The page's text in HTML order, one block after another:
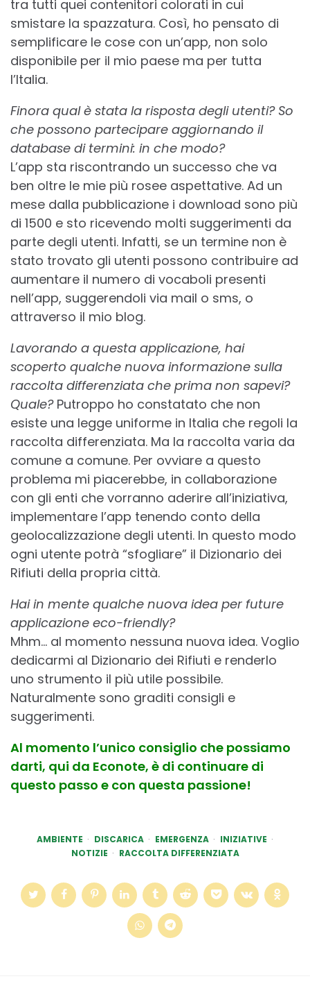
tra tutti quei contenitori colorati in cui
smistare la spazzatura. Così, ho pensato di
semplificare le cose con un’app, non solo
disponibile per il mio paese ma per tutta
l’Italia.
Finora qual è stata la risposta degli utenti? So
che possono partecipare aggiornando il
database di termini: in che modo?
L’app sta riscontrando un successo che va
ben oltre le mie più rosee aspettative. Ad un
mese dalla pubblicazione i download sono più
di 1500 e sto ricevendo molti suggerimenti da
parte degli utenti. Infatti, se un termine non è
stato trovato gli utenti possono contribuire ad
aumentare il numero di vocaboli presenti
nell’app, suggerendoli via mail o sms, o
attraverso il mio blog.
Lavorando a questa applicazione, hai
scoperto qualche nuova informazione sulla
raccolta differenziata che prima non sapevi?
Quale? Putroppo ho constatato che non
esiste una legge uniforme in Italia che regoli la
raccolta differenziata. Ma la raccolta varia da
comune a comune. Per ovviare a questo
problema mi piacerebbe, in collaborazione
con gli enti che vorranno aderire all’iniziativa,
implementare l’app tenendo conto della
geolocalizzazione degli utenti. In questo modo
ogni utente potrà “sfogliare” il Dizionario dei
Rifiuti della propria città.
Hai in mente qualche nuova idea per future
applicazione eco-friendly?
Mhm… al momento nessuna nuova idea. Voglio
dedicarmi al Dizionario dei Rifiuti e renderlo
uno strumento il più utile possibile.
Naturalmente sono graditi consigli e
suggerimenti.
Al momento l’unico consiglio che possiamo
darti, qui da Econote, è di continuare di
questo passo e con questa passione!
AMBIENTE DISCARICA EMERGENZA
INIZIATIVE
NOTIZIE
RACCOLTA DIFFERENZIATA